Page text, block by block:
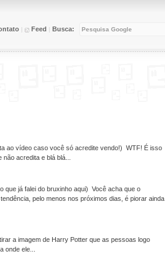
| Feed | Busca:
ao vídeo caso você só acredite vendo!) WTF! É isso
acredita e blá blá...
que já falei do bruxinho aqui) Você acha que o
pelo menos nos próximos dias, é piorar ainda
a imagem de Harry Potter que as pessoas logo
onde ele...